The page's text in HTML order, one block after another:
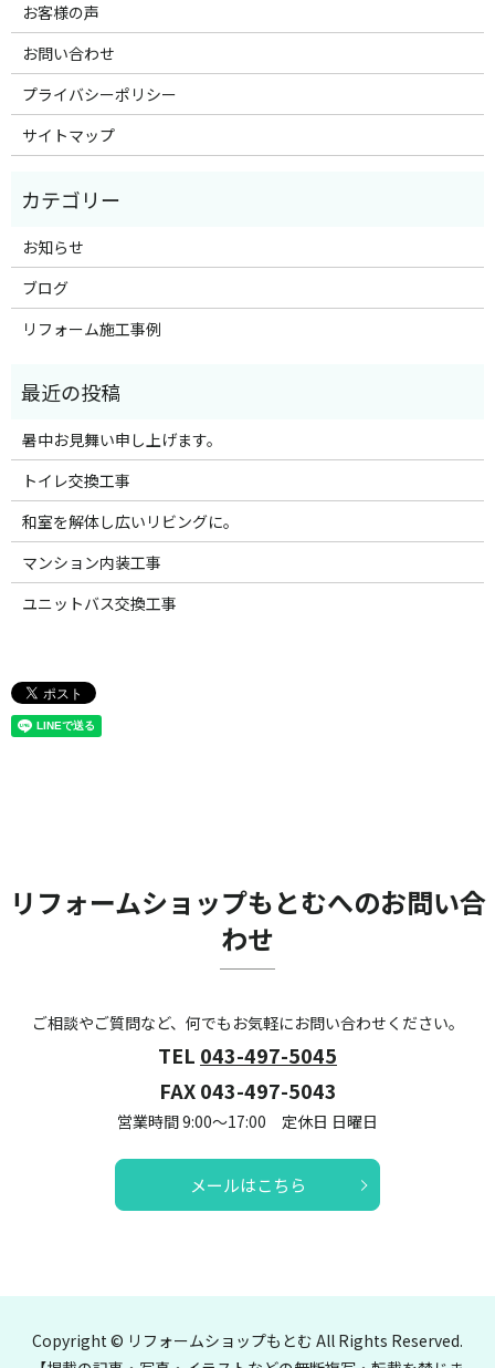
お客様の声
お問い合わせ
プライバシーポリシー
サイトマップ
お知らせ
ブログ
リフォーム施工事例
暑中お見舞い申し上げます。
トイレ交換工事
和室を解体し広いリビングに。
マンション内装工事
ユニットバス交換工事
リフォームショップもとむへのお問い合
わせ
ご相談やご質問など、何でもお気軽にお問い合わせください。
TEL 043-497-5045
FAX 043-497-5043
営業時間 9:00～17:00 定休日 日曜日
メールはこちら
Copyright © リフォームショップもとむ All Rights Reserved.